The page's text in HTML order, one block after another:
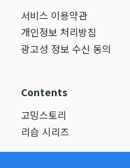
서비스 이용약관
개인정보 처리방침
광고성 정보 수신 동의
Contents
고밍스토리
리습 시리즈